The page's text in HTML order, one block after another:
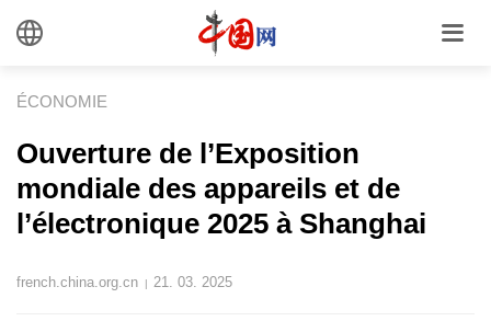
ÉCONOMIE
Ouverture de l’Exposition
mondiale des appareils et de
l’électronique 2025 à Shanghai
french.china.org.cn | 21. 03. 2025